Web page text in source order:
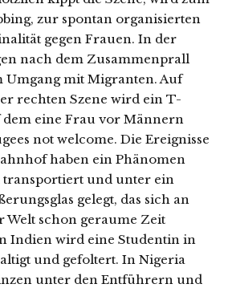
zur spontan organisierten
gegen Frauen. In der
nach dem Zusammenprall
Umgang mit Migranten. Auf
rechten Szene wird ein T-
eine Frau vor Männern
not welcome. Die Ereignisse
haben ein Phänomen
transportiert und unter ein
gelegt, das sich an
Welt schon geraume Zeit
Indien wird eine Studentin in
und gefoltert. In Nigeria
unter den Entführern und